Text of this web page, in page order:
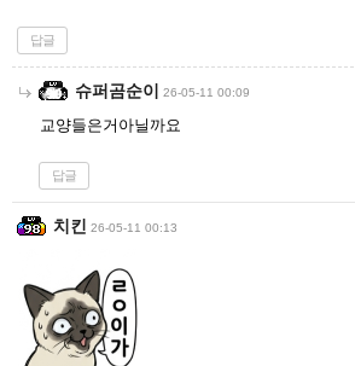
답글
슈퍼곰순이 26-05-11 00:09
교양들은거아닐까요
답글
치킨 26-05-11 00:13